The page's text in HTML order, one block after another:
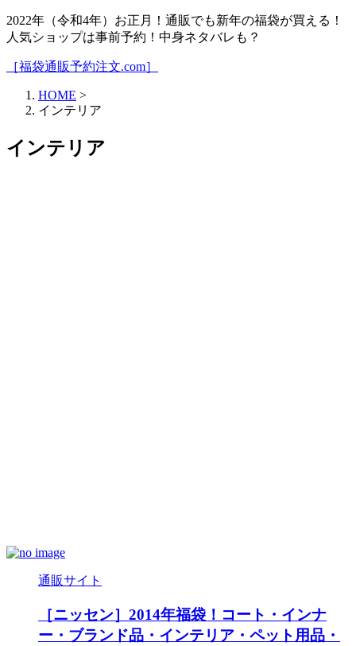
2022年（令和4年）お正月！通販でも新年の福袋が買える！
人気ショップは事前予約！中身ネタバレも？
［福袋通販予約注文.com］
HOME >
インテリア
インテリア
通販サイト
［ニッセン］2014年福袋！コート・インナ
ー・ブランド品・インテリア・ペット用品・